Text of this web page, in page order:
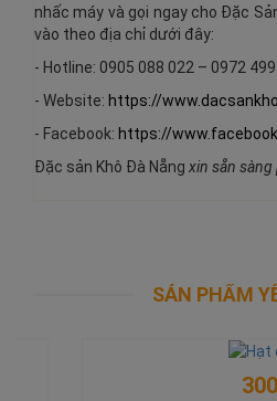
nhấc máy và gọi ngay cho Đặc
vào theo địa chỉ dưới đây:
- Hotline: 0905 088 022 – 0972
- Website: https://
- Facebook: https://
Đặc sản Khô Đà Nẵng xin sẵn sàng
SẢN PHẨM